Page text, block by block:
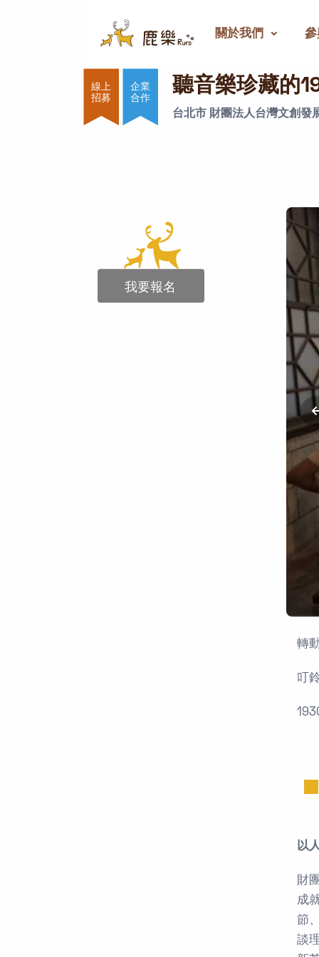
關於我們
聽音樂珍藏的1934
企業
合作
聽音樂珍藏的
台北市 財團法人台灣文創發
轉
叮
以
財
成
節
談